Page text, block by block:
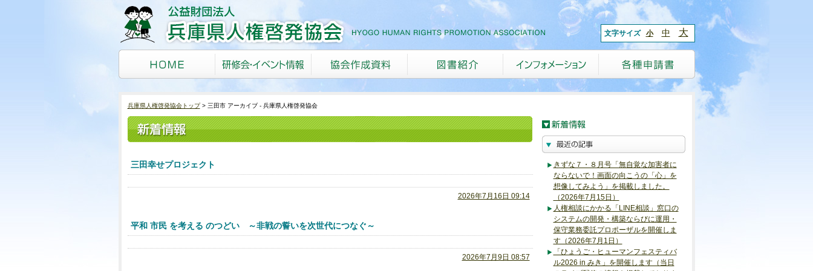
文字サイズ 小 中 大
兵庫県人権啓発協会トップ 三田市 アーカイブ - 兵庫県人権啓発協会
三田幸せプロジェクト
2026年7月16日 09:14
平和 市民 を考える のつどい ～非戦の誓いを次世代につなぐ～
2026年7月9日 08:57
きずな７・８月号「無自覚な加害者に
ならないで！画面の向こうの「心」を
想像してみよう」を掲載しました。
（2026年7月15日）
人権相談にかかる「LINE相談」窓口の
システムの開発・構築ならびに運用・
保守業務委託プロポーザルを開催しま
す（2026年7月1日）
「ひょうご・ヒューマンフェスティバ
ル2026 in みき」を開催します（当日